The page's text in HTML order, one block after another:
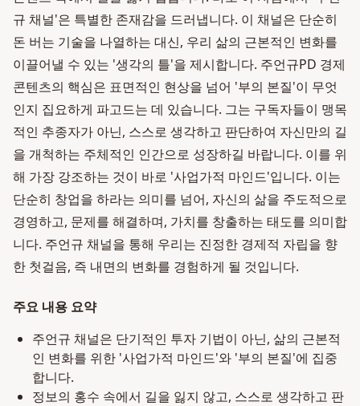
규 채널'은 특별한 존재감을 드러냅니다. 이 채널은 단순히
돈 버는 기술을 나열하는 대신, 우리 삶의 근본적인 변화를
이끌어낼 수 있는 '생각의 틀'을 제시합니다. 주언규PD 경제
콘텐츠의 핵심은 표면적인 현상을 넘어 '부의 본질'이 무엇
인지 집요하게 파고드는 데 있습니다. 그는 구독자들이 맹목
적인 추종자가 아닌, 스스로 생각하고 판단하여 자신만의 길
을 개척하는 주체적인 인간으로 성장하길 바랍니다. 이를 위
해 가장 강조하는 것이 바로 '사업가적 마인드'입니다. 이는
단순히 창업을 하라는 의미를 넘어, 자신의 삶을 주도적으로
경영하고, 문제를 해결하며, 가치를 창출하는 태도를 의미합
니다. 주언규 채널을 통해 우리는 진정한 경제적 자립을 향
한 첫걸음, 즉 내면의 변화를 경험하게 될 것입니다.
주요 내용 요약
주언규 채널은 단기적인 투자 기법이 아닌, 삶의 근본적
인 변화를 위한 '사업가적 마인드'와 '부의 본질'에 집중
합니다.
정보의 홍수 속에서 길을 잃지 않고, 스스로 생각하고 판